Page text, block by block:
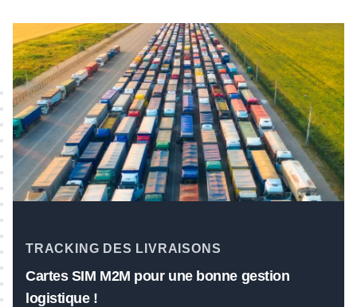
TRACKING DES LIVRAISONS
Cartes SIM M2M pour une bonne gestion
logistique !